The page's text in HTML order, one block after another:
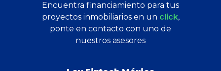
Encuentra financiamiento para tus
proyectos inmobiliarios en un click,
ponte en contacto con uno de
nuestros asesores